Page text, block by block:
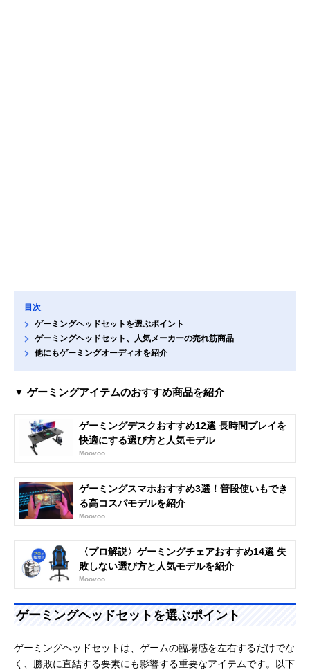
目次
ゲーミングヘッドセットを選ぶポイント
ゲーミングヘッドセット、人気メーカーの売れ筋商品
他にもゲーミングオーディオを紹介
▼ ゲーミングアイテムのおすすめ商品を紹介
ゲーミングデスクおすすめ12選 長時間プレイを
快適にする選び方と人気モデル
Moovoo
ゲーミングスマホおすすめ3選！普段使いもでき
る高コスパモデルを紹介
Moovoo
〈プロ解説〉ゲーミングチェアおすすめ14選 失
敗しない選び方と人気モデルを紹介
Moovoo
ゲーミングヘッドセットを選ぶポイント
ゲーミングヘッドセットは、ゲームの臨場感を左右するだけでな
く、勝敗に直結する要素にも影響する重要なアイテムです。以下